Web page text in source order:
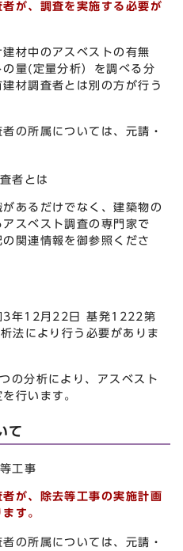
者 が、調査を実施する必要が
材中のアスベストの有無
の量(定量分析）を調べる分
材調査者とは別の方が行う
の所属については、元請・
者とは
あるだけでなく、建築物の
スベスト調査の専門家で
関連情報を御参照くださ
3年12月22日 基発1222第
法により行う必要がありま
の分析により、アスベスト
行います。
て
工事
者 が、除去等工事の実施計画
す。
の所属については、元請・